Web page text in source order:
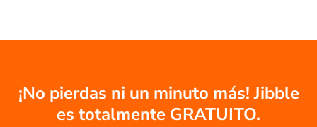
¡No pierdas ni un minuto más! Jibble
es totalmente GRATUITO.